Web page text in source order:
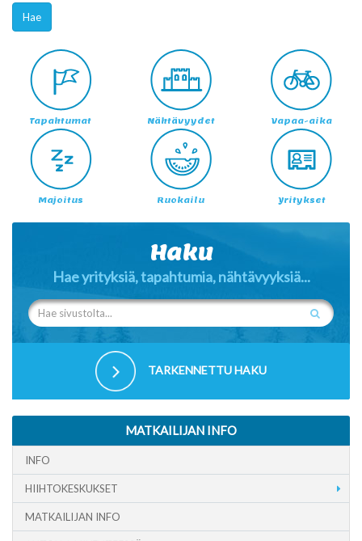
Hae
Tapahtumat Nähtävyydet Vapaa-aika
Majoitus Ruokailu Yritykset
Haku
Hae yrityksiä, tapahtumia, nähtävyyksiä...
TARKENNETTU HAKU
MATKAILIJAN INFO
INFO
HIIHTOKESKUKSET
MATKAILIJAN INFO